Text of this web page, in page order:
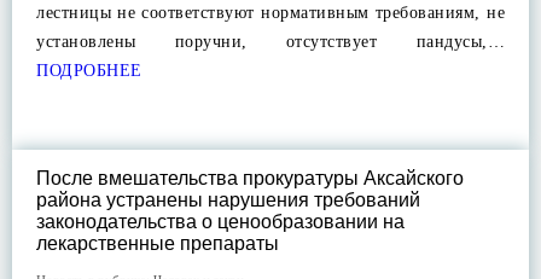
лестницы не соответствуют нормативным требованиям, не
установлены поручни, отсутствует пандусы,…
ПОДРОБНЕЕ
После вмешательства прокуратуры Аксайского
района устранены нарушения требований
законодательства о ценообразовании на
лекарственные препараты